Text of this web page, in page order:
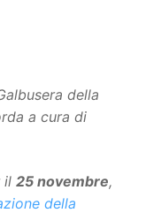
della
a cura di
il 25 novembre,
della